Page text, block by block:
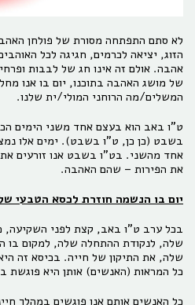
לא סתם התפתחה מסורת של פולחן
הזוג, יציאה לכרמים, חגיגה לכל
אהבה. אולם זה אינו חג של לבבות
של מושג האהבה בתוכנו, יום בו אנו
המשלים/מה הרוחני המולי/ית שלנו.
ט"ו באב הוא בעצם אחד משני הימים
בשבט (כן כן, ט"ו בשבט). ימים אלו
אחד מהשני. בט"ו בשבט אנו זורעים
את הפירות – שהם האהבה.
יום בו הנשמה חוזרת לכסא הטבעי
בכל ערב ט"ו באב, קצת לפני השקיעה,
שלה, לנקודת ההתחלה שלה, למקום בו
שלה, את התיקון של חייה. בכיסא זה
כל המראות (האנשים) אותן היא פוגשת
כל האנשים אותם אנו פוגשים במהלך